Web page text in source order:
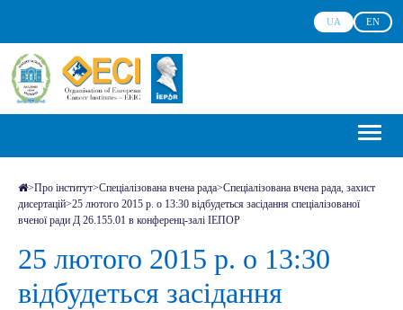
UA EN
>Про інститут>Спеціалізована вчена рада>Спеціалізована вчена рада, захист
дисертацій>25 лютого 2015 р. о 13:30 відбудеться засідання спеціалізованої
вченої ради Д 26.155.01 в конференц-залі ІЕПОР
25 лютого 2015 р. о 13:30
відбудеться засідання